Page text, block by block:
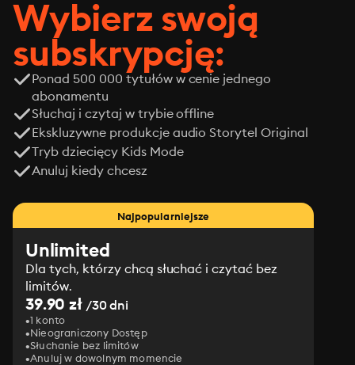
Wybierz swoją
subskrypcję:
Ponad 500 000 tytułów w cenie jednego
abonamentu
Słuchaj i czytaj w trybie offline
Ekskluzywne produkcje audio Storytel Original
Tryb dziecięcy Kids Mode
Anuluj kiedy chcesz
Najpopularniejsze
Unlimited
Dla tych, którzy chcą słuchać i czytać bez
limitów.
39.90 zł/30 dni
1 konto
Nieograniczony Dostęp
Słuchanie bez limitów
Anuluj w dowolnym momencie